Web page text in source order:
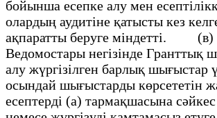
бойынша есепке алу мен
олардың аудитіне қатысты кез
ақпаратты беруге міндетті.
Ведомостары негізінде Гранттық
алу жүргізілген барлық
осындай шығыстарды көрсететін
есептерді (а) тармақшасына сәйкес